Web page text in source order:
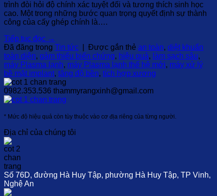
trình đòi hỏi độ chính xác tuyệt đối và tương thích sinh học
cao. Một trong những bước quan trọng quyết định sự thành
công của cấy ghép chính là….
Tiếp tục đọc →
Đã đăng trong Tin tức Được gắn thẻ an toàn, diệt khuẩn
toàn diện, gảm thiểu biến chứng, hiệu quả, làm sạch sâu,
máy Plasma lạnh, máy Plasma lạnh thế hệ mới, máy xử lý
bề mặt implant, tăng độ bền, tích hợp xương
0982.353.536 thammyrangxinh@gmail.com
* Mức độ hiệu quả còn tùy thuộc vào cơ địa riêng của từng người.
Địa chỉ của chúng tôi
Số 76D, đường Hà Huy Tập, phường Hà Huy Tập, TP Vinh,
Nghệ An